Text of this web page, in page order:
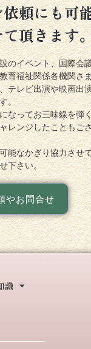
頼にも可
頂きます
のイベント、国際会
育福祉関係各機関さ
テレビ出演や映画出
。
なってお三味線を弾
レンジしたこともご
能なかぎり協力させ
下さい。
やお問合せ
識